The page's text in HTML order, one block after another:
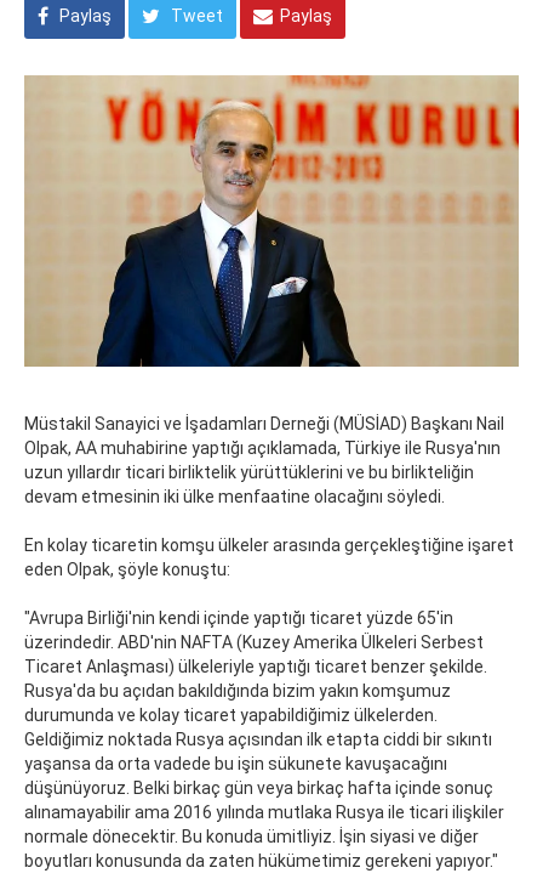
Paylaş Tweet Paylaş
Müstakil Sanayici ve İşadamları Derneği (MÜSİAD) Başkanı Nail
Olpak, AA muhabirine yaptığı açıklamada, Türkiye ile Rusya'nın
uzun yıllardır ticari birliktelik yürüttüklerini ve bu birlikteliğin
devam etmesinin iki ülke menfaatine olacağını söyledi.
En kolay ticaretin komşu ülkeler arasında gerçekleştiğine işaret
eden Olpak, şöyle konuştu:
"Avrupa Birliği'nin kendi içinde yaptığı ticaret yüzde 65'in
üzerindedir. ABD'nin NAFTA (Kuzey Amerika Ülkeleri Serbest
Ticaret Anlaşması) ülkeleriyle yaptığı ticaret benzer şekilde.
Rusya'da bu açıdan bakıldığında bizim yakın komşumuz
durumunda ve kolay ticaret yapabildiğimiz ülkelerden.
Geldiğimiz noktada Rusya açısından ilk etapta ciddi bir sıkıntı
yaşansa da orta vadede bu işin sükunete kavuşacağını
düşünüyoruz. Belki birkaç gün veya birkaç hafta içinde sonuç
alınamayabilir ama 2016 yılında mutlaka Rusya ile ticari ilişkiler
normale dönecektir. Bu konuda ümitliyiz. İşin siyasi ve diğer
boyutları konusunda da zaten hükümetimiz gerekeni yapıyor."